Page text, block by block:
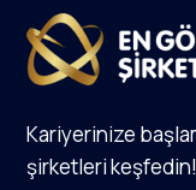
Kariyerinize
şirketleri keşfedin!